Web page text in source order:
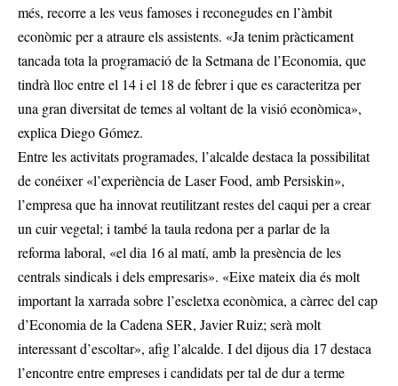
més, recorre a les veus famoses i reconegudes en l’àmbit
econòmic per a atraure els assistents. «Ja tenim pràcticament
tancada tota la programació de la Setmana de l’Economia, que
tindrà lloc entre el 14 i el 18 de febrer i que es caracteritza per
una gran diversitat de temes al voltant de la visió econòmica»,
explica Diego Gómez.
Entre les activitats programades, l’alcalde destaca la possibilitat
de conéixer «l’experiència de Laser Food, amb Persiskin»,
l’empresa que ha innovat reutilitzant restes del caqui per a crear
un cuir vegetal; i també la taula redona per a parlar de la
reforma laboral, «el dia 16 al matí, amb la presència de les
centrals sindicals i dels empresaris». «Eixe mateix dia és molt
important la xarrada sobre l’escletxa econòmica, a càrrec del cap
d’Economia de la Cadena SER, Javier Ruiz; serà molt
interessant d’escoltar», afig l’alcalde. I del dijous dia 17 destaca
l’encontre entre empreses i candidats per tal de dur a terme